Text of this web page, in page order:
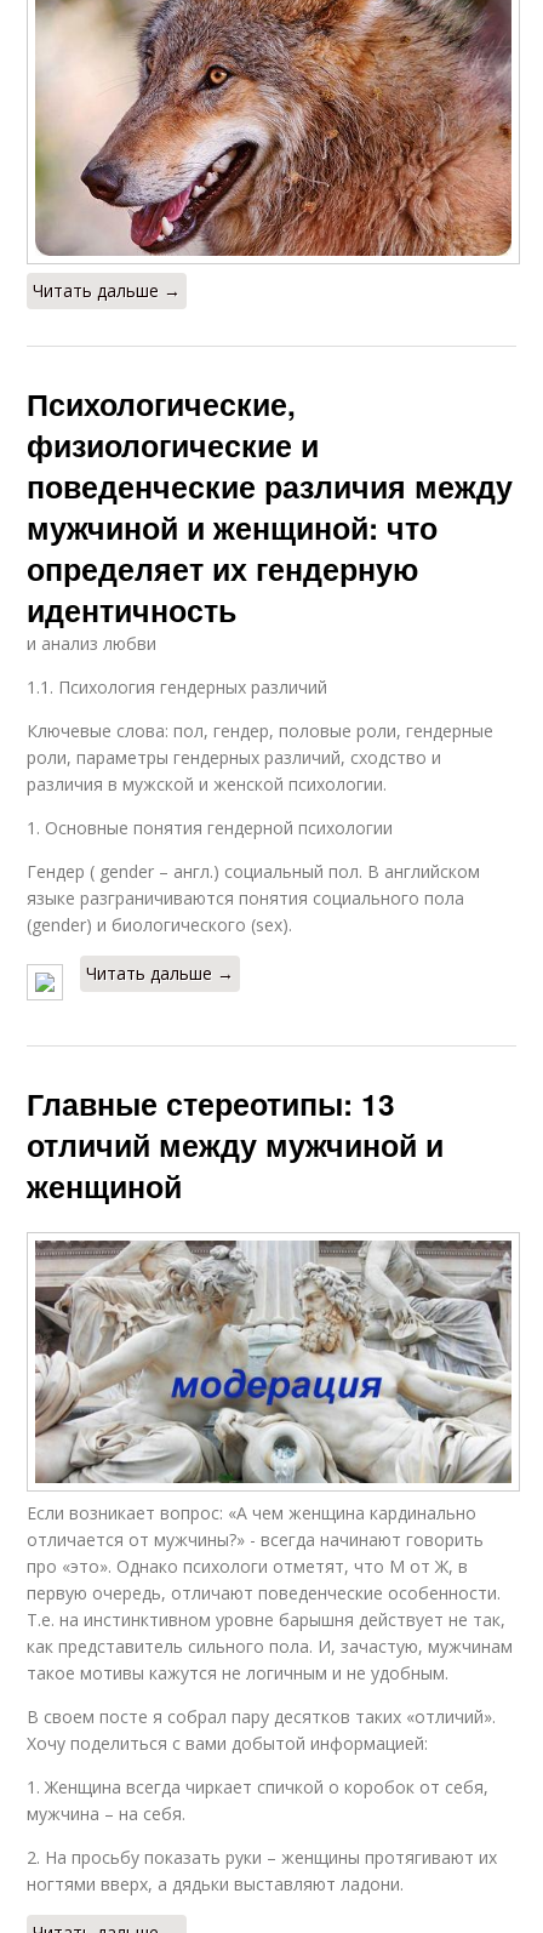
Читать дальше →
Психологические,
физиологические и
поведенческие различия между
мужчиной и женщиной: что
определяет их гендерную
идентичность
и анализ любви
1.1. Психология гендерных различий
Ключевые слова: пол, гендер, половые роли, гендерные
роли, параметры гендерных различий, сходство и
различия в мужской и женской психологии.
1. Основные понятия гендерной психологии
Гендер ( gender – англ.) социальный пол. В английском
языке разграничиваются понятия социального пола
(gender) и биологического (sex).
Читать дальше →
Главные стереотипы: 13
отличий между мужчиной и
женщиной
Если возникает вопрос: «А чем женщина кардинально
отличается от мужчины?» - всегда начинают говорить
про «это». Однако психологи отметят, что М от Ж, в
первую очередь, отличают поведенческие особенности.
Т.е. на инстинктивном уровне барышня действует не так,
как представитель сильного пола. И, зачастую, мужчинам
такое мотивы кажутся не логичным и не удобным.
В своем посте я собрал пару десятков таких «отличий».
Хочу поделиться с вами добытой информацией:
1. Женщина всегда чиркает спичкой о коробок от себя,
мужчина – на себя.
2. На просьбу показать руки – женщины протягивают их
ногтями вверх, а дядьки выставляют ладони.